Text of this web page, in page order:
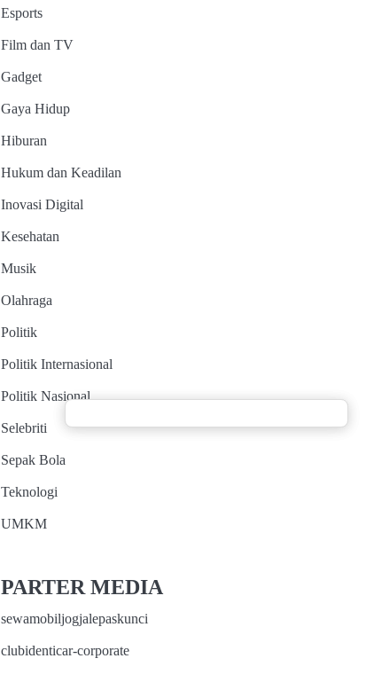
Esports
Film dan TV
Gadget
Gaya Hidup
Hiburan
Hukum dan Keadilan
Inovasi Digital
Kesehatan
Musik
Olahraga
Politik
Politik Internasional
Politik Nasional
Selebriti
Sepak Bola
Teknologi
UMKM
PARTER MEDIA
sewamobiljogjalepaskunci
clubidenticar-corporate